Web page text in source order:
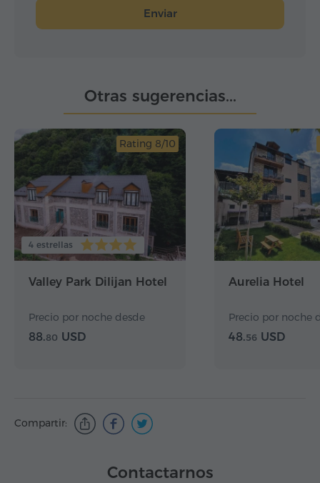
Enviar
Otras sugerencias...
Rating 8/10
4 estrellas
Valley Park Dilijan Hotel
Precio por noche desde
88.80 USD
Aurelia Hotel
Precio por noche
48.56 USD
Compartir:
Contactarnos